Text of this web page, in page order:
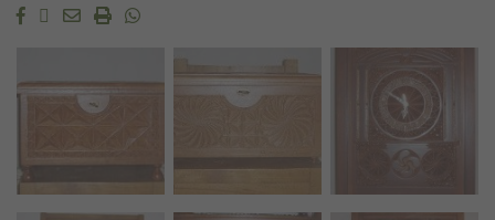
Facebook
Twitter
EmailImprimir
Whatsapp